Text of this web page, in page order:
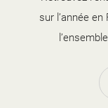
sur l’année